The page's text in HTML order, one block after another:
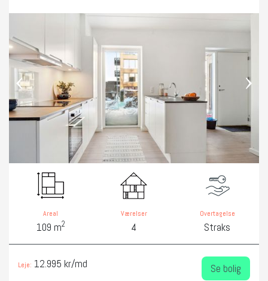
‹ ›
Areal
109 m2
Værelser
4
Overtagelse
Straks
Leje: 12.995 kr/md Se bolig